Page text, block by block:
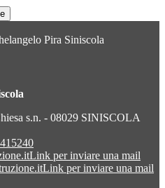
Pira Siniscola
s.n. - 08029 SINISCOLA
Link per inviare una mail
Link per inviare una mail